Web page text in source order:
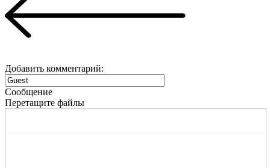
Добавить комментарий:
Сообщение
Перетащите файлы